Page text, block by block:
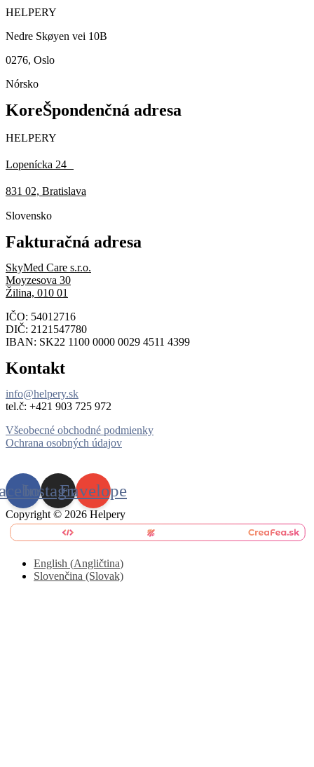
HELPERY
Nedre Skøyen vei 10B
0276, Oslo
Nórsko
KoreŠpondenčná adresa
HELPERY
Lopenícka 24
831 02, Bratislava
Slovensko
Fakturačná adresa
SkyMed Care s.r.o.
Moyzesova 30
Žilina, 010 01
IČO: 54012716
DIČ: 2121547780
IBAN: SK22 1100 0000 0029 4511 4399
Kontakt
info@helpery.sk
tel.č: ‪+421 903 725 972
Všeobecné obchodné podmienky
Ochrana osobných údajov
InstagramEnvelope
Copyright © 2026 Helpery
English (Angličtina)
Slovenčina (Slovak)